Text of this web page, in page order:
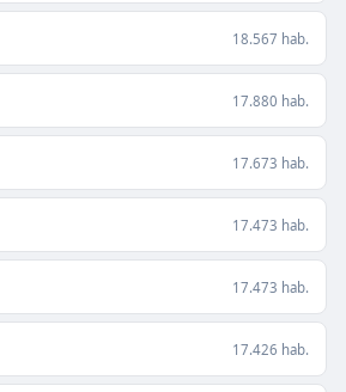
18.567 hab.
17.880 hab.
17.673 hab.
17.473 hab.
17.473 hab.
17.426 hab.